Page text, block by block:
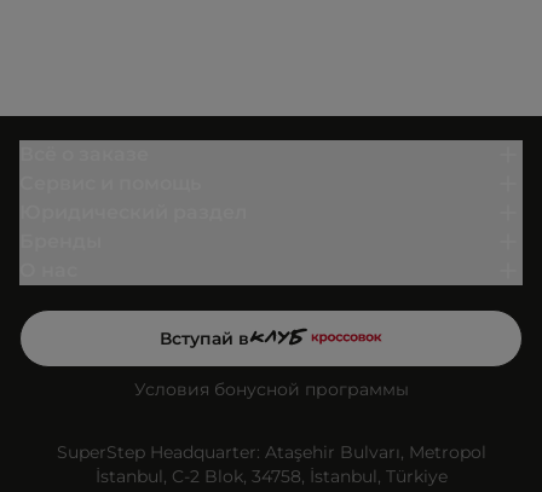
Вступай в
Условия бонусной программы
SuperStep Headquarter: Ataşehir Bulvarı, Metropol
İstanbul, C-2 Blok, 34758, İstanbul, Türkiye